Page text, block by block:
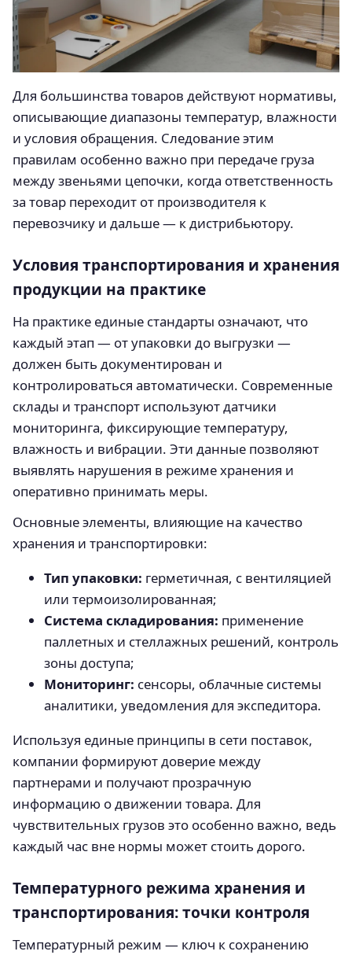
Для большинства товаров действуют нормативы,
описывающие диапазоны температур, влажности
и условия обращения. Следование этим
правилам особенно важно при передаче груза
между звеньями цепочки, когда ответственность
за товар переходит от производителя к
перевозчику и дальше — к дистрибьютору.
Условия транспортирования и хранения
продукции на практике
На практике единые стандарты означают, что
каждый этап — от упаковки до выгрузки —
должен быть документирован и
контролироваться автоматически. Современные
склады и транспорт используют датчики
мониторинга, фиксирующие температуру,
влажность и вибрации. Эти данные позволяют
выявлять нарушения в режиме хранения и
оперативно принимать меры.
Основные элементы, влияющие на качество
хранения и транспортировки:
Тип упаковки: герметичная, с вентиляцией
или термоизолированная;
Система складирования: применение
паллетных и стеллажных решений, контроль
зоны доступа;
Мониторинг: сенсоры, облачные системы
аналитики, уведомления для экспедитора.
Используя единые принципы в сети поставок,
компании формируют доверие между
партнерами и получают прозрачную
информацию о движении товара. Для
чувствительных грузов это особенно важно, ведь
каждый час вне нормы может стоить дорого.
Температурного режима хранения и
транспортирования: точки контроля
Температурный режим — ключ к сохранению